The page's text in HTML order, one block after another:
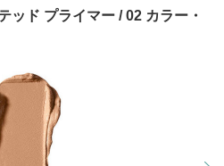
ッド プライマー /02 カラー・